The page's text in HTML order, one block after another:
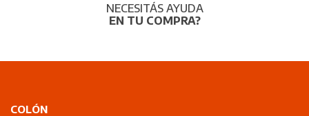
NECESITÁS AYUDA
EN TU COMPRA?
COLÓN